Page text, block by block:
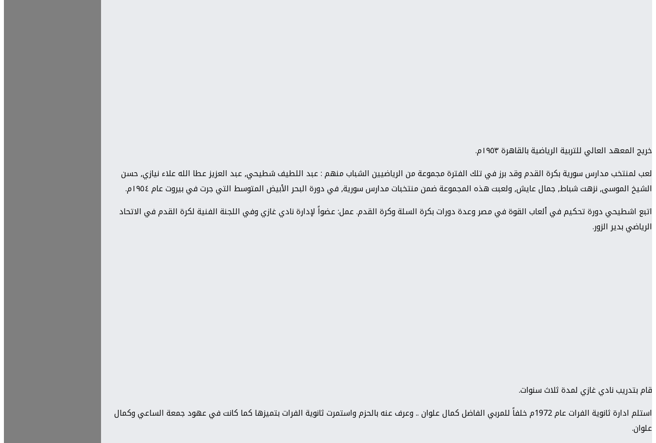
خريج المعهد العالي للتربية الرياضية بالقاهرة ١٩٥٣م.
لعب لمنتخب مدارس سورية بكرة القدم وقد برز في تلك الفترة مجموعة من الرياضيين الشباب منهم : عبد اللطيف شطيحي, عبد العزيز عطا الله علاء نيازي, حسن
الشيخ الموسى, نزهت شباط, جمال عايش, ولعبت هذه المجموعة ضمن منتخبات مدارس سورية, في دورة البحر الأبيض المتوسط التي جرت في بيروت عام ١٩٥٤م.
اتبع اشطيحي دورة تحكيم في ألعاب القوة في مصر وعدة دورات بكرة السلة وكرة القدم. عمل: عضواً لإدارة نادي غازي وفي اللجنة الفنية لكرة القدم في الاتحاد
الرياضي بدير الزور.
قام بتدريب نادي غازي لمدة ثلاث سنوات.
استلم ادارة ثانوية الفرات عام 1972م خلفاً للمربي الفاضل كمال علوان .. وعرف عنه بالحزم واستمرت ثانوية الفرات بتميزها كما كانت في عهود جمعة الساعي وكمال
علوان.